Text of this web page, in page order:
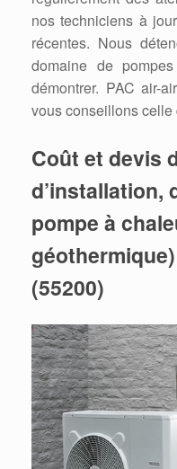
nos techniciens à
récentes. Nous
domaine de
démontrer. PAC air-
vous conseillons
Coût et devis
d’installation,
pompe à
(55200)